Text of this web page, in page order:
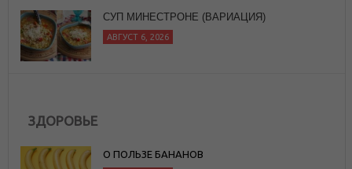
20 СИЛЬНЫХ ЦИТАТ НИКА ВУЙЧИЧА,
КОТОРЫЕ ЗАРАЖАЮТ ЖАЖДОЙ ЖИЗНИ
ЗДОРОВЬЕ
О ПОЛЬЗЕ БАНАНОВ